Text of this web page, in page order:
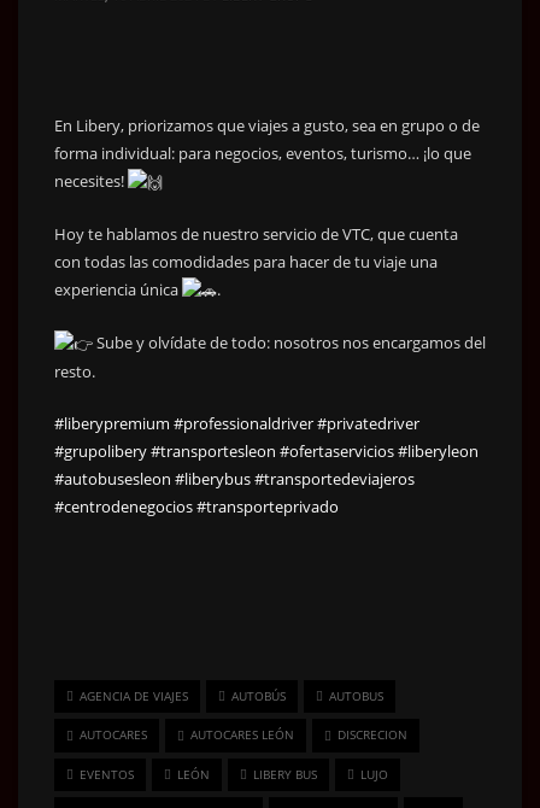
En Libery, priorizamos que viajes a gusto, sea en grupo o de
forma individual: para negocios, eventos, turismo… ¡lo que
necesites!
Hoy te hablamos de nuestro servicio de VTC, que cuenta
con todas las comodidades para hacer de tu viaje una
experiencia única
.
Sube y olvídate de todo: nosotros nos encargamos del
resto.
#liberypremium #professionaldriver#privatedriver
#grupolibery#transportesleon #ofertaservicios#liberyleon
#autobusesleon #liberybus#transportedeviajeros
#centrodenegocios#transporteprivado
AGENCIA DE VIAJES AUTOBÚS AUTOBUS
AUTOCARES AUTOCARES LEÓN DISCRECION
EVENTOS LEÓN LIBERY BUS LUJO